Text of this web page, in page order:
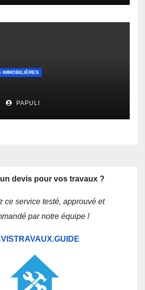
IMMOBILIÈRES
PAPULI
devis pour vos travaux ?
ce service testé, approuvé et
par notre équipe !